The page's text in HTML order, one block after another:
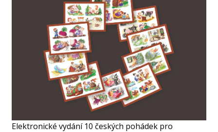
Elektronické vydání 10 českých pohádek pro